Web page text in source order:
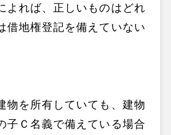
よれば、正しいものはどれ
借地権登記を備えていない
物を所有していても、建物
子Ｃ名義で備えている場合